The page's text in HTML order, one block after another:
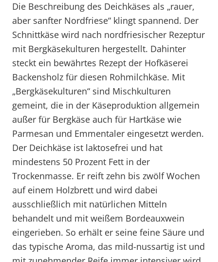
Die Beschreibung des Deichkäses als „rauer,
aber sanfter Nordfriese“ klingt spannend. Der
Schnittkäse wird nach nordfriesischer Rezeptur
mit Bergkäsekulturen hergestellt. Dahinter
steckt ein bewährtes Rezept der Hofkäserei
Backensholz für diesen Rohmilchkäse. Mit
„Bergkäsekulturen“ sind Mischkulturen
gemeint, die in der Käseproduktion allgemein
außer für Bergkäse auch für Hartkäse wie
Parmesan und Emmentaler eingesetzt werden.
Der Deichkäse ist laktosefrei und hat
mindestens 50 Prozent Fett in der
Trockenmasse. Er reift zehn bis zwölf Wochen
auf einem Holzbrett und wird dabei
ausschließlich mit natürlichen Mitteln
behandelt und mit weißem Bordeauxwein
eingerieben. So erhält er seine feine Säure und
das typische Aroma, das mild-nussartig ist und